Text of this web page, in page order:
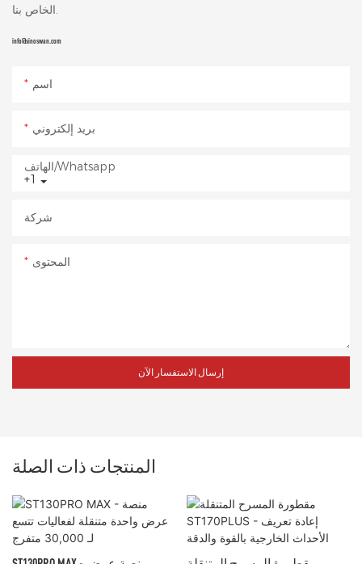
الخاص بنا.
info@sinoswan.com
اسم
بريد إلكتروني
+1
الهاتف/whatsapp
شركة
المحتوى
إرسال الاستفسار الآن
المنتجات ذات الصلة